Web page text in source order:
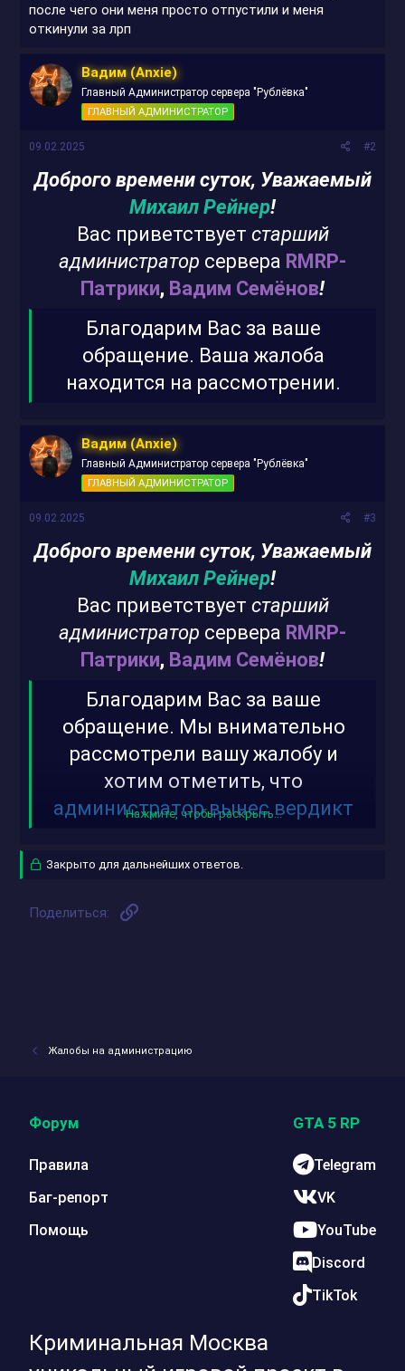
после чего они меня просто отпустили и меня
откинули за лрп
Вадим (Anxie)
Главный Администратор сервера "Рублёвка"
ГЛАВНЫЙ АДМИНИСТРАТОР
09.02.2025 #2
Доброго времени суток, Уважаемый
Михаил Рейнер!
Вас приветствует старший
администратор сервера RMRP-
Патрики, Вадим Семёнов!
Благодарим Вас за ваше
обращение. Ваша жалоба
находится на рассмотрении.
Вадим (Anxie)
Главный Администратор сервера "Рублёвка"
ГЛАВНЫЙ АДМИНИСТРАТОР
09.02.2025 #3
Доброго времени суток, Уважаемый
Михаил Рейнер!
Вас приветствует старший
администратор сервера RMRP-
Патрики, Вадим Семёнов!
Благодарим Вас за ваше
обращение. Мы внимательно
рассмотрели вашу жалобу и
хотим отметить, что
администратор вынес вердикт
Нажмите, чтобы раскрыть...
Закрыто для дальнейших ответов.
Поделиться:
Жалобы на администрацию
Криминальная Москва
Форум
Правила
Баг-репорт
Помощь
GTA 5 RP
Telegram
VK
YouTube
Discord
TikTok